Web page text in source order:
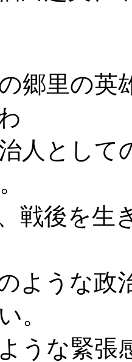
郷里の英
人として
戦後を生
ような政
。
うな緊張